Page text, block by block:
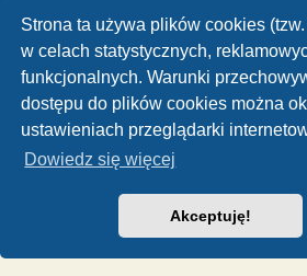
Strona ta używa plików cookies
w celach statystycznych,
funkcjonalnych. Warunki
dostępu do plików cookies można
ustawieniach przeglądarki
Dowiedz się więcej
Akceptuję!
ponosi odpowiedzialności za włamania do
dojść do kradzieży danych.
Forum Dinozaury.com Strona główna
Dinozaury.com© 2006-
Polski pakiet językowy dostarcza